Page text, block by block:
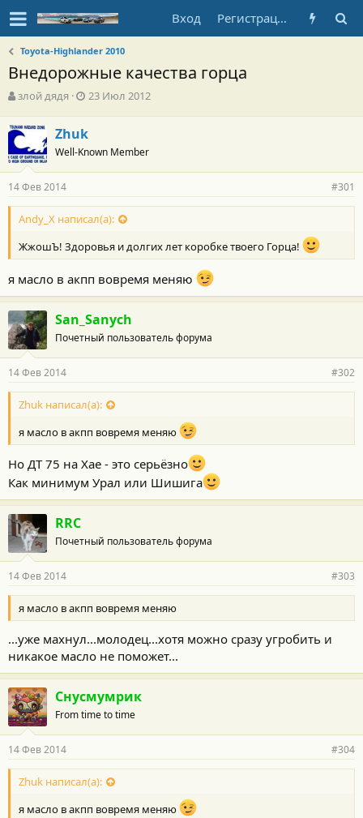
Вход Регистрация
Toyota-Highlander 2010
Внедорожные качества горца
А
т
о
р
т
е
м
ы
злой дядя
Д
а
н
а
л
а
23 Июл 2012
Zhuk
Well-Known Member
14 Фев 2014 #301
Andy_X написал(а):
ЖжошЪ! Здоровья и долгих лет коробке твоего Горца!
я масло в акпп вовремя меняю
San_Sanych
Почетный пользователь форума
14 Фев 2014 #302
Zhuk написал(а):
я масло в акпп вовремя меняю
Но ДТ 75 на Хае - это серьёзно
Как минимум Урал или Шишига
RRC
Почетный пользователь форума
14 Фев 2014 #303
я масло в акпп вовремя меняю
...уже махнул...молодец...хотя можно сразу угробить и
никакое масло не поможет...
Снусмумрик
From time to time
14 Фев 2014 #304
Zhuk написал(а):
я масло в акпп вовремя меняю